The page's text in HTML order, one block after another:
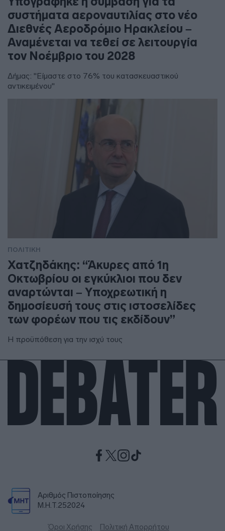
συστήματα αεροναυτιλίας στο νέο
Διεθνές Αεροδρόμιο Ηρακλείου –
Αναμένεται να τεθεί σε λειτουργία
τον Νοέμβριο του 2028
Δήμας: "Είμαστε στο 76% του κατασκευαστικού
αντικειμένου"
ΠΟΛΙΤΙΚΗ
Χατζηδάκης: “Άκυρες από 1η
Οκτωβρίου οι εγκύκλιοι που δεν
αναρτώνται – Υποχρεωτική η
δημοσίευσή τους στις ιστοσελίδες
των φορέων που τις εκδίδουν”
Η προϋπόθεση για την ισχύ τους
Αριθμός Πιστοποίησης
Μ.Η.Τ.252024
Όροι Χρήσης Πολιτική Απορρήτου